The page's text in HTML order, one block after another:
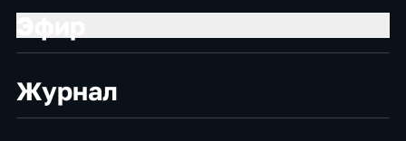
Журнал